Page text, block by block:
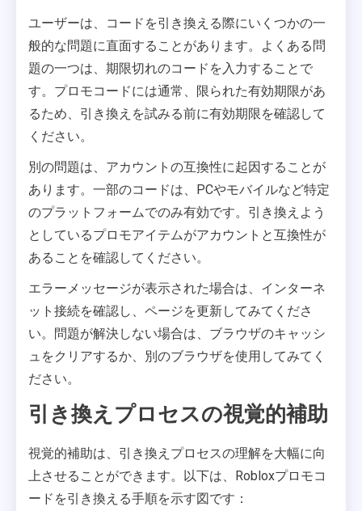
ユーザーは、コードを引き換える際にいくつかの一
般的な問題に直面することがあります。よくある問
題の一つは、期限切れのコードを入力することで
す。プロモコードには通常、限られた有効期限があ
るため、引き換えを試みる前に有効期限を確認して
ください。
別の問題は、アカウントの互換性に起因することが
あります。一部のコードは、PCやモバイルなど特定
のプラットフォームでのみ有効です。引き換えよう
としているプロモアイテムがアカウントと互換性が
あることを確認してください。
エラーメッセージが表示された場合は、インターネ
ット接続を確認し、ページを更新してみてくださ
い。問題が解決しない場合は、ブラウザのキャッシ
ュをクリアするか、別のブラウザを使用してみてく
ださい。
引き換えプロセスの視覚的補助
視覚的補助は、引き換えプロセスの理解を大幅に向
上させることができます。以下は、Robloxプロモコ
ードを引き換える手順を示す図です：